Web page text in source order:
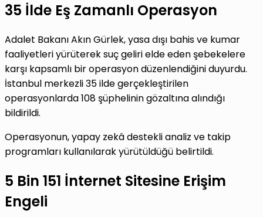
35 İlde Eş Zamanlı Operasyon
Adalet Bakanı Akın Gürlek, yasa dışı bahis ve kumar
faaliyetleri yürüterek suç geliri elde eden şebekelere
karşı kapsamlı bir operasyon düzenlendiğini duyurdu.
İstanbul merkezli 35 ilde gerçekleştirilen
operasyonlarda 108 şüphelinin gözaltına alındığı
bildirildi.
Operasyonun, yapay zekâ destekli analiz ve takip
programları kullanılarak yürütüldüğü belirtildi.
5 Bin 151 İnternet Sitesine Erişim
Engeli